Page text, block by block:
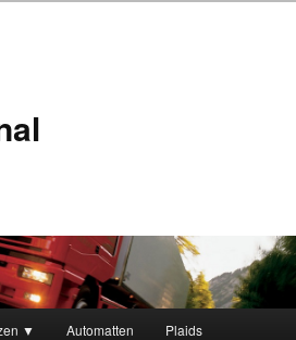
▼ Automatten Plaids